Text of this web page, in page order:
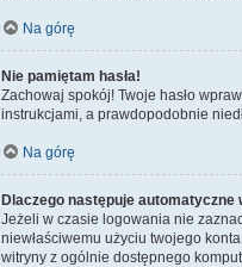
Na górę
Nie pamiętam hasła!
Zachowaj spokój! Twoje hasło
instrukcjami, a prawdopodobnie
Na górę
Dlaczego następuje automatyczne
Jeżeli w czasie logowania nie
niewłaściwemu użyciu twojego
witryny z ogólnie dostępnego